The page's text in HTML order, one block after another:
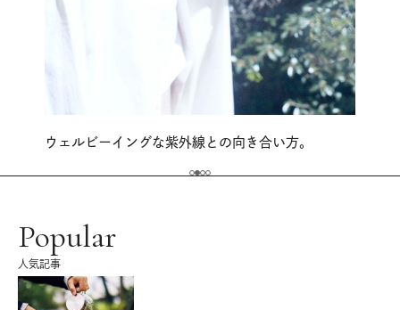
ウェルビーイングな紫外線との向き合い方。
Popular
人気記事